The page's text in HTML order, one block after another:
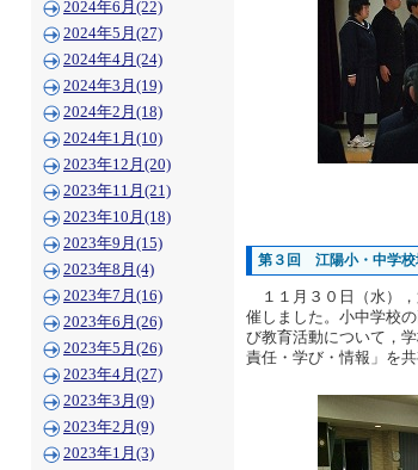
2024年6月(22)
2024年5月(27)
2024年4月(24)
2024年3月(19)
2024年2月(18)
2024年1月(10)
2023年12月(20)
2023年11月(21)
2023年10月(18)
2023年9月(15)
2023年8月(4)
2023年7月(16)
2023年6月(26)
2023年5月(26)
2023年4月(27)
2023年3月(9)
2023年2月(9)
2023年1月(3)
第３回 江陽小・中学校
１１月３０日（水）
催しました。小中学校
び教育活動について，
責任・学び・情報」を